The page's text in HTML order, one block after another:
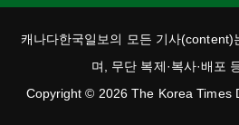
캐나다한국일보의 모든 기사(content)
며, 무단 복제·복사·배포
Copyright © 2026 The Korea Times